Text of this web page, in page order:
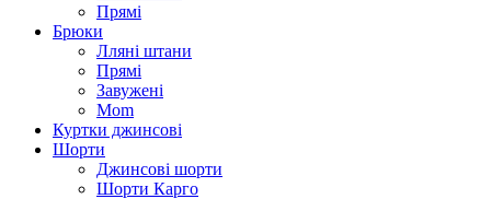
Прямі
Брюки
Лляні штани
Прямі
Завужені
Mom
Куртки джинсові
Шорти
Джинсові шорти
Шорти Карго